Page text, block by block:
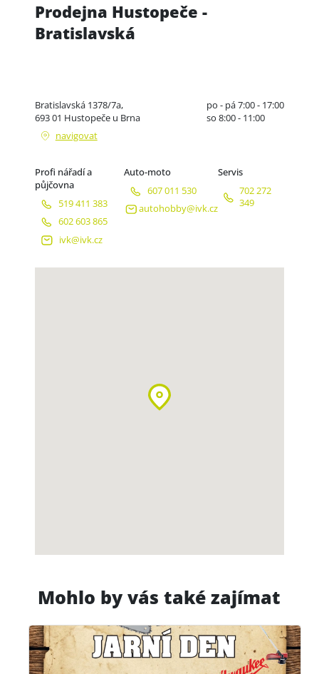
Prodejna Hustopeče -
Bratislavská
Bratislavská 1378/7a,
693 01 Hustopeče u Brna
navigovat
po - pá 7:00 - 17:00
so 8:00 - 11:00
Profi nářadí a
půjčovna
519 411 383
602 603 865
ivk@ivk.cz
Auto-moto
607 011 530
autohobby@ivk.cz
Servis
702 272
349
Mohlo by vás také zajímat